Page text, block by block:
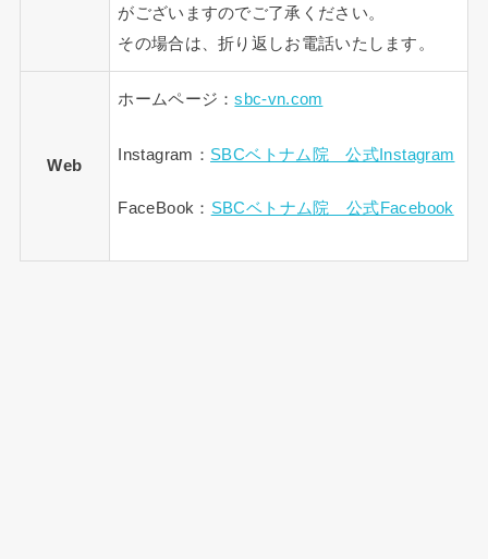
がございますのでご了承ください。
その場合は、折り返しお電話いたします。
Web
ホームページ：sbc-vn.com
Instagram： SBCベトナム院 公式Instagram
FaceBook： SBCベトナム院 公式Facebook